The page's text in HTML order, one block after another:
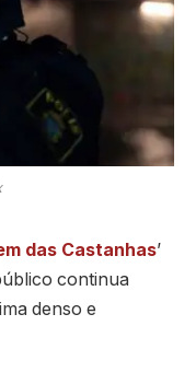
das Castanhas’
continua
denso e